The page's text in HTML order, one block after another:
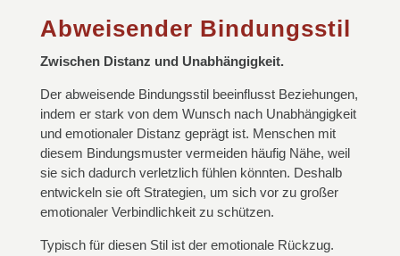
Abweisender Bindungsstil
Zwischen Distanz und Unabhängigkeit.
Der abweisende Bindungsstil beeinflusst Beziehungen,
indem er stark von dem Wunsch nach Unabhängigkeit
und emotionaler Distanz geprägt ist. Menschen mit
diesem Bindungsmuster vermeiden häufig Nähe, weil
sie sich dadurch verletzlich fühlen könnten. Deshalb
entwickeln sie oft Strategien, um sich vor zu großer
emotionaler Verbindlichkeit zu schützen.
Typisch für diesen Stil ist der emotionale Rückzug.